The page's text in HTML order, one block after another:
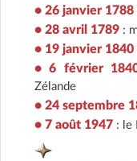
• 26 janvier 1788
• 28 avril 1789 :
• 19 janvier 1840
• 6 février
Zélande
• 24 septembre
• 7 août 1947 : le